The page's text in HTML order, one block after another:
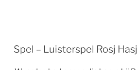
Spel – Luisterspel Rosj